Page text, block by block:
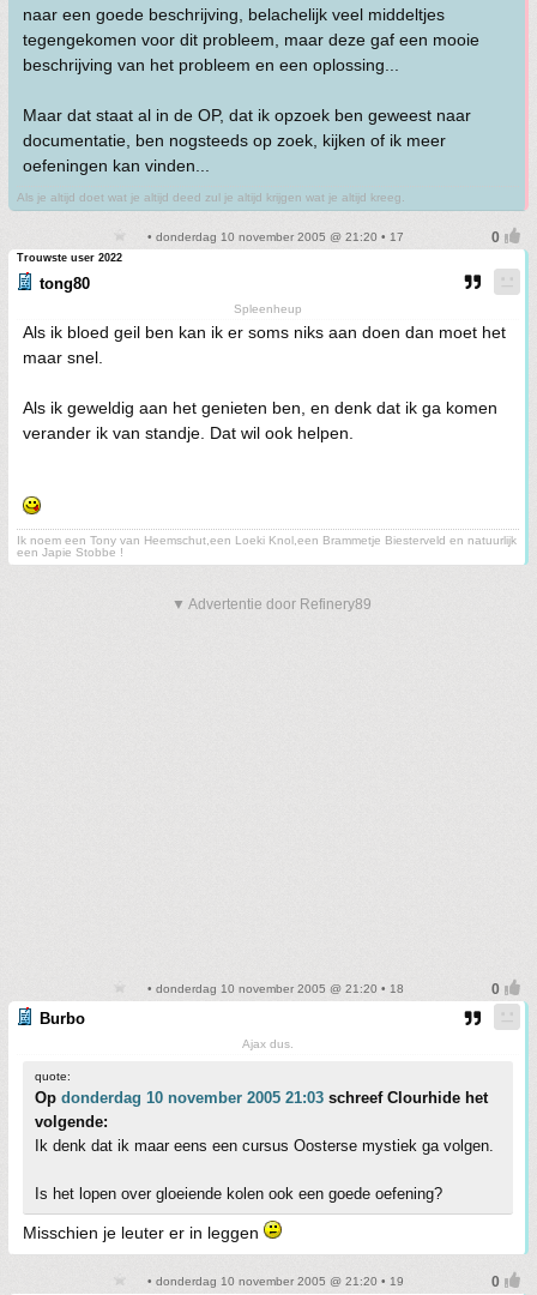
naar een goede beschrijving, belachelijk veel middeltjes
tegengekomen voor dit probleem, maar deze gaf een mooie
beschrijving van het probleem en een oplossing...
Maar dat staat al in de OP, dat ik opzoek ben geweest naar
documentatie, ben nogsteeds op zoek, kijken of ik meer
oefeningen kan vinden...
Als je altijd doet wat je altijd deed zul je altijd krijgen wat je altijd kreeg.
• donderdag 10 november 2005 @ 21:20 • 17
Trouwste user 2022
tong80
Spleenheup
Als ik bloed geil ben kan ik er soms niks aan doen dan moet het
maar snel.
Als ik geweldig aan het genieten ben, en denk dat ik ga komen
verander ik van standje. Dat wil ook helpen.
Ik noem een Tony van Heemschut,een Loeki Knol,een Brammetje Biesterveld en natuurlijk
een Japie Stobbe !
▼ Advertentie door Refinery89
• donderdag 10 november 2005 @ 21:20 • 18
Burbo
Ajax dus.
quote:
Op donderdag 10 november 2005 21:03 schreef Clourhide het
volgende:
Ik denk dat ik maar eens een cursus Oosterse mystiek ga volgen.
Is het lopen over gloeiende kolen ook een goede oefening?
Misschien je leuter er in leggen
• donderdag 10 november 2005 @ 21:20 • 19